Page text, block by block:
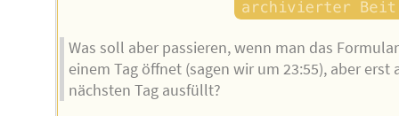
Was soll aber passieren, wenn man das
einem Tag öffnet (sagen wir um 23:55), aber erst
nächsten Tag ausfüllt?